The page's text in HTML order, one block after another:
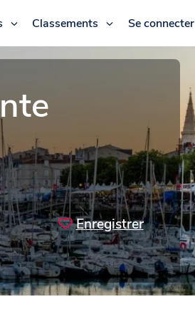
Classements Se connecter
Enregistrer